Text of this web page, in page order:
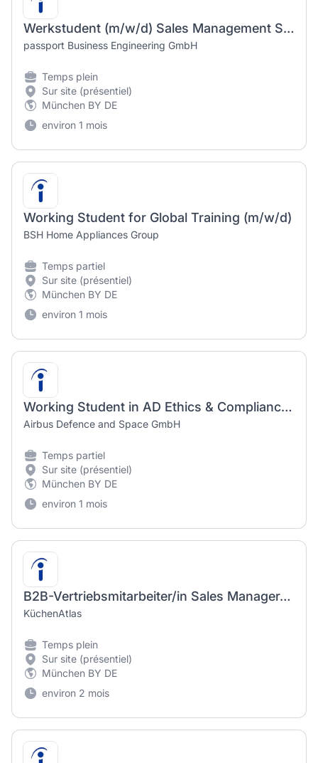
Werkstudent (m/w/d) Sales Management Standort München
passport Business Engineering GmbH
Temps plein
Sur site (présentiel)
München BY DE
environ 1 mois
Working Student for Global Training (m/w/d)
BSH Home Appliances Group
Temps partiel
Sur site (présentiel)
München BY DE
environ 1 mois
Working Student in AD Ethics & Compliance Programme Office - D/M/W
Airbus Defence and Space GmbH
Temps partiel
Sur site (présentiel)
München BY DE
environ 1 mois
B2B-Vertriebsmitarbeiter/in Sales Manager/in im Innendienst (m/w/d) in Vollzeit oder Teilzeit
KüchenAtlas
Temps plein
Sur site (présentiel)
München BY DE
environ 2 mois